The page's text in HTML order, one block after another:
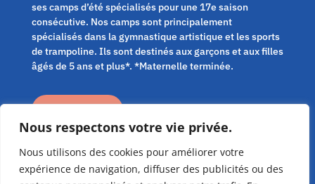
Nous respectons votre vie privée.
Nous utilisons des cookies pour améliorer votre
expérience de navigation, diffuser des publicités ou des
ses camps d’été spécialisés pour une 17e saison
consécutive. Nos camps sont principalement
spécialisés dans la gymnastique artistique et les sports
de trampoline. Ils sont destinés aux garçons et aux filles
âgés de 5 ans et plus*. *Maternelle terminée.